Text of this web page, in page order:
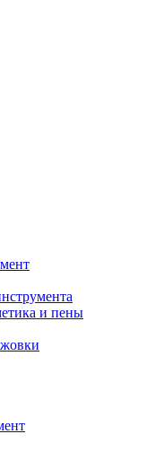
и пены